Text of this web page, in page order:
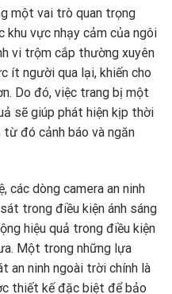
một vai trò quan trọng
khu vực nhạy cảm của ngôi
vi trộm cắp thường xuyên
ít người qua lại, khiến cho
Do đó, việc trang bị một
sẽ giúp phát hiện kịp thời
từ đó cảnh báo và ngăn
các dòng camera an ninh
trong điều kiện ánh sáng
hiệu quả trong điều kiện
Một trong những lựa
an ninh ngoài trời chính là
thiết kế đặc biệt để bảo